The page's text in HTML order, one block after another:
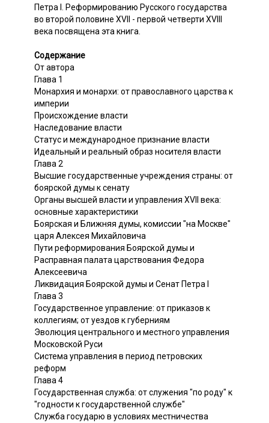
Петра I. Реформированию Русского государства
во второй половине XVII - первой четверти XVIII
века посвящена эта книга.
Содержание
От автора
Глава 1
Монархия и монархи: от православного царства к
империи
Происхождение власти
Наследование власти
Статус и международное признание власти
Идеальный и реальный образ носителя власти
Глава 2
Высшие государственные учреждения страны: от
боярской думы к сенату
Органы высшей власти и управления XVII века:
основные характеристики
Боярская и Ближняя думы, комиссии "на Москве"
царя Алексея Михайловича
Пути реформирования Боярской думы и
Расправная палата царствования Федора
Алексеевича
Ликвидация Боярской думы и Сенат Петра I
Глава 3
Государственное управление: от приказов к
коллегиям; от уездов к губерниям
Эволюция центрального и местного управления
Московской Руси
Система управления в период петровских
реформ
Глава 4
Государственная служба: от служения "по роду" к
"годности к государственной службе"
Служба государю в условиях местничества